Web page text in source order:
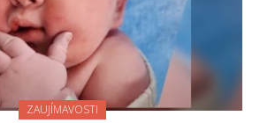
ZAUJÍMAVOSTI